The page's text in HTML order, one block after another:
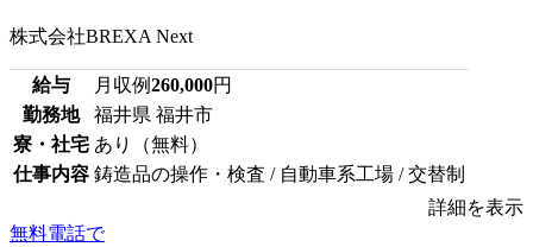
株式会社BREXA Next
給与 月収例260,000円
勤務地
福井県 福井市
寮・社宅 あり（無料）
仕事内容 鋳造品の操作・検査 / 自動車系工場 / 交替制
詳細を表示
無料電話で